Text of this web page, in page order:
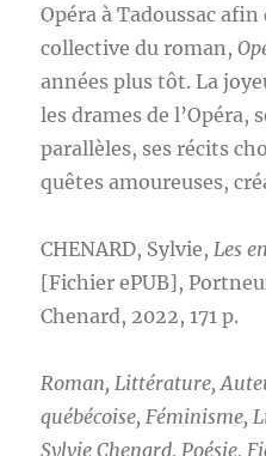
Opéra à Tadoussac
collective du roman,
années plus tôt. La
les drames de l’Opéra,
parallèles, ses récits
quêtes amoureuses,
CHENARD, Sylvie, Les
[Fichier ePUB],
Chenard, 2022, 171 p.
Roman, Littérature,
québécoise, Féminisme,
Sylvie Chenard, Poésie,